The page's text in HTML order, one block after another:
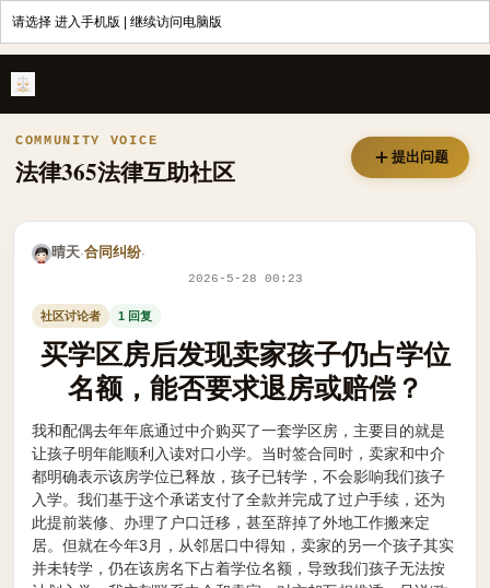
请选择 进入手机版 继续访问电脑版
COMMUNITY VOICE
法律365法律互助社区 提出问题
晴天·合同纠纷·
2026-5-28 00:23
社区讨论者 1 回复
买学区房后发现卖家孩子仍占学位
名额，能否要求退房或赔偿？
我和配偶去年年底通过中介购买了一套学区房，主要目的就是
让孩子明年能顺利入读对口小学。当时签合同时，卖家和中介
都明确表示该房学位已释放，孩子已转学，不会影响我们孩子
入学。我们基于这个承诺支付了全款并完成了过户手续，还为
此提前装修、办理了户口迁移，甚至辞掉了外地工作搬来定
居。但就在今年3月，从邻居口中得知，卖家的另一个孩子其实
并未转学，仍在该房名下占着学位名额，导致我们孩子无法按